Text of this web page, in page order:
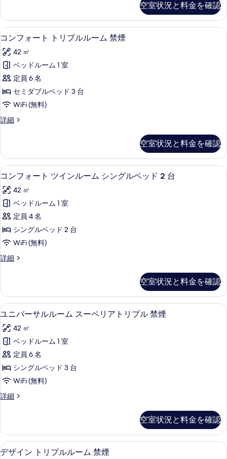
真
を
表
示
す
る
ベ
ッ
ド
の
す
べ
て
の
写
表
示
す
る
ー
ル
ー
4
ベ
ッ
ド
の
詳
細
空室状況と料金を確認
コ
ン
フ
ォ
ー
ト
リ
ル
ル
ー
ム
禁
煙
の
す
べ
写
真
を
表
示
す
る
コンフォート トリプルルーム 禁煙 |
10
コンフォート トリプルルーム 禁煙
42 ㎡
ベッドルーム 1 室
定員 6 名
セミダブルベッド 3 台
WiFi (無料)
詳細
コ
ー
ト
ト
プ
ル
ル
ー
ム
禁
煙
の
空室状況と料金を確認
コ
ン
フ
ォ
ー
ト
イ
ル
ー
ム
シ
ン
グ
ル
ベ
ッ
台
の
セーフティボックス (室内)、デスク
9
コンフォート ツインルーム シングルベッド 2 台
42 ㎡
ベッドルーム 1 室
定員 4 名
シングルベッド 2 台
WiFi (無料)
詳細
コ
ー
ト
ツ
ン
ル
ー
ム
シ
ン
グ
ル
2
台
の
空室状況と料金を確認
ユ
ニ
バ
ー
サ
ル
ー
ス
ー
ペ
セーフティボックス (室内)、デスク
7
ユニバーサルルーム スーペリアトリプル 禁煙
42 ㎡
ベッドルーム 1 室
定員 6 名
シングルベッド 3 台
WiFi (無料)
詳細
ユ
サ
ル
ル
空室状況と料金を確認
デ
デザイン トリプルルーム 禁煙 | セ
11
デザイン トリプルルーム 禁煙